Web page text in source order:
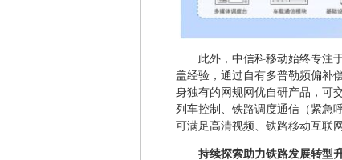
此外，中信科移动始终专注
盖经验，通过自有多普勒频偏补
身独有的网规网优自研产品，可
列车控制、铁路调度通信（紧急
可满足高清视频、铁路移动互联
持续探索助力铁路发展转型